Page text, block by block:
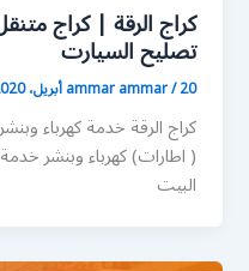
تصليح السيارت
ammar ammar/20 أبريل، 2020
كراج الرقة خدمة كهرباء
( اطارات) كهرباء وبنشر
البيت